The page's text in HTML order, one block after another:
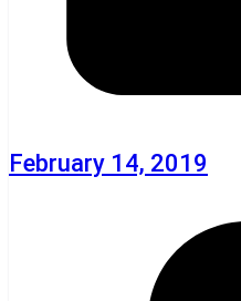
February 14, 2019